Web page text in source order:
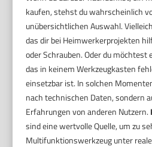
kaufen, stehst du wahrscheinlich
unübersichtlichen Auswahl.
das dir bei Heimwerkerprojekten
oder Schrauben. Oder du möchtest
das in keinem Werkzeugkasten
einsetzbar ist. In solchen
nach technischen Daten, sondern
Erfahrungen von anderen Nutzern.
sind eine wertvolle Quelle, um zu
Multifunktionswerkzeug unter